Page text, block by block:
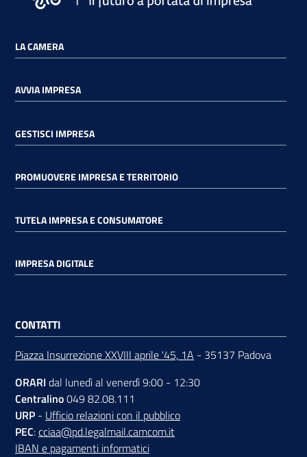
LA CAMERA
AVVIA IMPRESA
GESTISCI IMPRESA
PROMUOVERE IMPRESA E TERRITORIO
TUTELA IMPRESA E CONSUMATORE
IMPRESA DIGITALE
CONTATTI
Piazza Insurrezione XXVIII aprile '45, 1A - 35137 Padova
ORARI dal lunedì al venerdì 9:00 - 12:30
Centralino049 82.08.111
URP - Ufficio relazioni con il pubblico
PEC:cciaa@pd.legalmail.camcom.it
IBAN e pagamenti informatici